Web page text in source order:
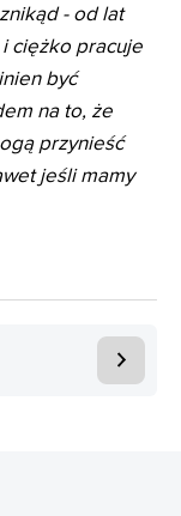
- od lat
ciężko pracuje
być
na to, że
przynieść
jeśli mamy